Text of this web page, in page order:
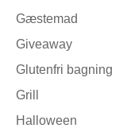
Gæstemad
Giveaway
Glutenfri bagning
Grill
Halloween